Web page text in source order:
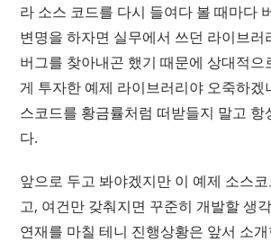
라 소스 코드를 다시 들여다 볼 때마다
변명을 하자면 실무에서 쓰던 라이브러
버그를 찾아내곤 했기 때문에 상대적으
게 투자한 예제 라이브러리야 오죽하겠
스코드를 황금률처럼 떠받들지 말고 항
다.
앞으로 두고 봐야겠지만 이 예제 소스
고, 여건만 갖춰지면 꾸준히 개발할 생
연재를 마칠 테니 진행상황은 앞서 소